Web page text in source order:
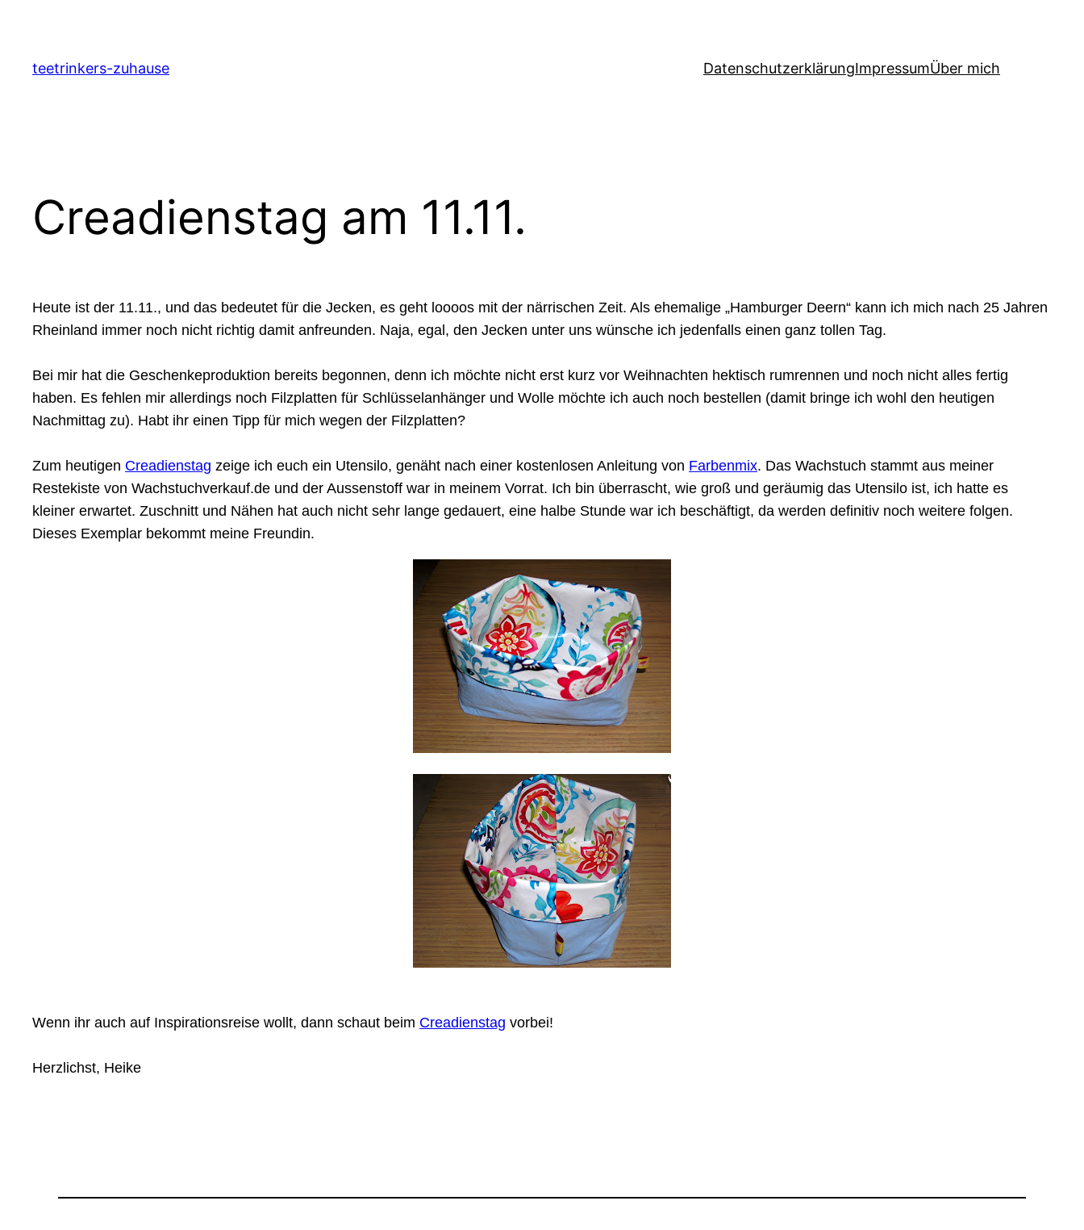
springen
teetrinkers-zuhause DatenschutzerklärungImpressumÜber mich
Creadienstag am 11.11.
Heute ist der 11.11., und das bedeutet für die Jecken, es geht loooos mit der närrischen Zeit. Als ehemalige „Hamburger Deern“ kann ich mich nach 25 Jahren
Rheinland immer noch nicht richtig damit anfreunden. Naja, egal, den Jecken unter uns wünsche ich jedenfalls einen ganz tollen Tag.
Bei mir hat die Geschenkeproduktion bereits begonnen, denn ich möchte nicht erst kurz vor Weihnachten hektisch rumrennen und noch nicht alles fertig
haben. Es fehlen mir allerdings noch Filzplatten für Schlüsselanhänger und Wolle möchte ich auch noch bestellen (damit bringe ich wohl den heutigen
Nachmittag zu). Habt ihr einen Tipp für mich wegen der Filzplatten?
Zum heutigen Creadienstag zeige ich euch ein Utensilo, genäht nach einer kostenlosen Anleitung von Farbenmix. Das Wachstuch stammt aus meiner
Restekiste von Wachstuchverkauf.de und der Aussenstoff war in meinem Vorrat. Ich bin überrascht, wie groß und geräumig das Utensilo ist, ich hatte es
kleiner erwartet. Zuschnitt und Nähen hat auch nicht sehr lange gedauert, eine halbe Stunde war ich beschäftigt, da werden definitiv noch weitere folgen.
Dieses Exemplar bekommt meine Freundin.
Wenn ihr auch auf Inspirationsreise wollt, dann schaut beim Creadienstag vorbei!
Herzlichst, Heike